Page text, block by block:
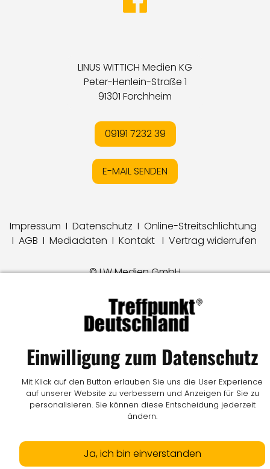
LINUS WITTICH Medien KG
Peter-Henlein-Straße 1
91301 Forchheim
09191 7232 39
E-MAIL SENDEN
Impressum I Datenschutz I Online-Streitschlichtung
I AGB I Mediadaten I Kontakt I Vertrag widerrufen
© LW Medien GmbH
Einwilligung zum Datenschutz
Mit Klick auf den Button erlauben Sie uns die User Experience
auf unserer Website zu verbessern und Anzeigen für Sie zu
personalisieren. Sie können diese Entscheidung jederzeit
ändern.
Ja, ich bin einverstanden